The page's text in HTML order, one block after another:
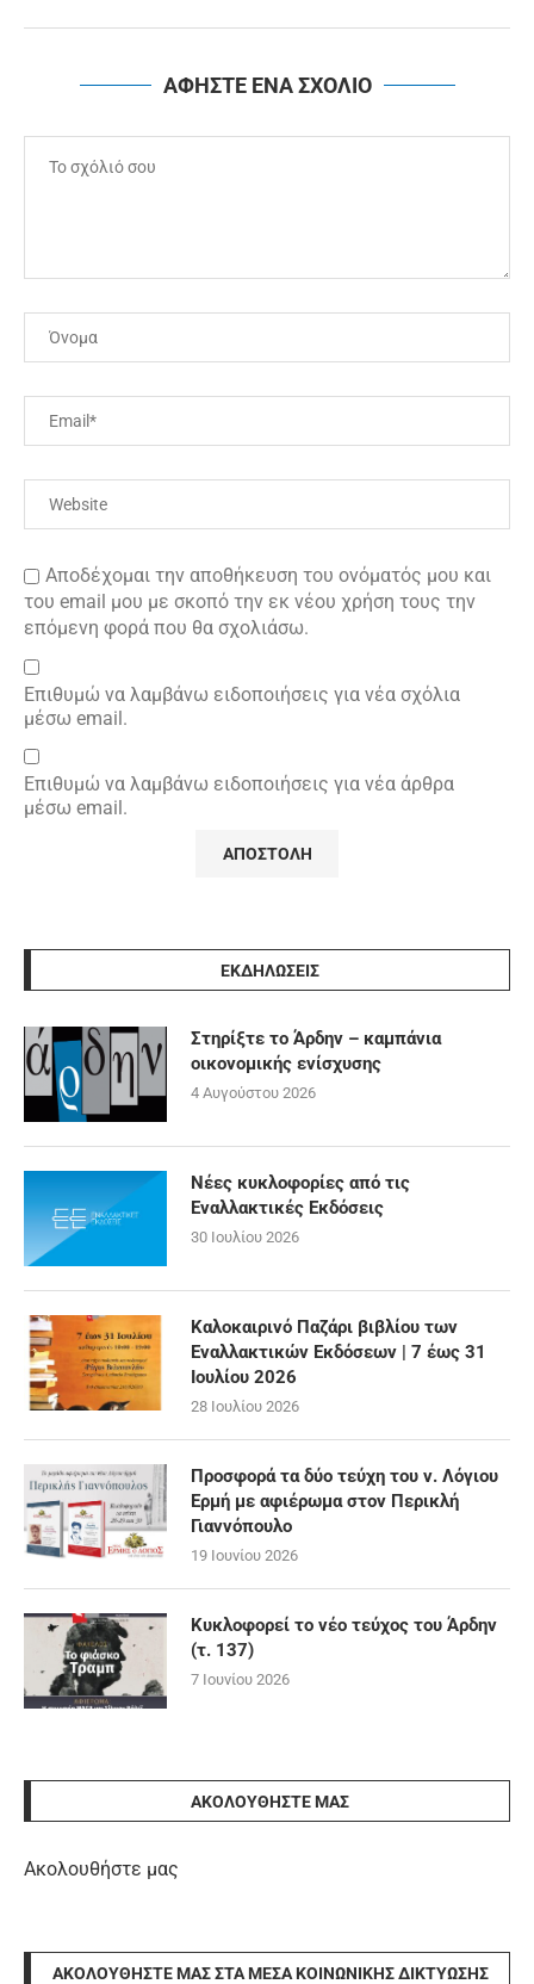
ΑΦΗΣΤΕ ΕΝΑ ΣΧΟΛΙΟ
Αποδέχομαι την αποθήκευση του ονόματός μου και
του email μου με σκοπό την εκ νέου χρήση τους την
επόμενη φορά που θα σχολιάσω.
Επιθυμώ να λαμβάνω ειδοποιήσεις για νέα σχόλια
μέσω email.
Επιθυμώ να λαμβάνω ειδοποιήσεις για νέα άρθρα
μέσω email.
ΕΚΔΗΛΩΣΕΙΣ
Στηρίξτε το Άρδην – καμπάνια
οικονομικής ενίσχυσης
4 Αυγούστου 2026
Νέες κυκλοφορίες από τις
Εναλλακτικές Εκδόσεις
30 Ιουλίου 2026
Καλοκαιρινό Παζάρι βιβλίου των
Εναλλακτικών Εκδόσεων | 7 έως 31
Ιουλίου 2026
28 Ιουλίου 2026
Προσφορά τα δύο τεύχη του ν. Λόγιου
Ερμή με αφιέρωμα στον Περικλή
Γιαννόπουλο
19 Ιουνίου 2026
Κυκλοφορεί το νέο τεύχος του Άρδην
(τ. 137)
7 Ιουνίου 2026
ΑΚΟΛΟΥΘΉΣΤΕ ΜΑΣ
Ακολουθήστε μας
ΑΚΟΛΟΥΘΉΣΤΕ ΜΑΣ ΣΤΑ ΜΈΣΑ ΚΟΙΝΩΝΙΚΉΣ ΔΙΚΤΎΩΣΗΣ